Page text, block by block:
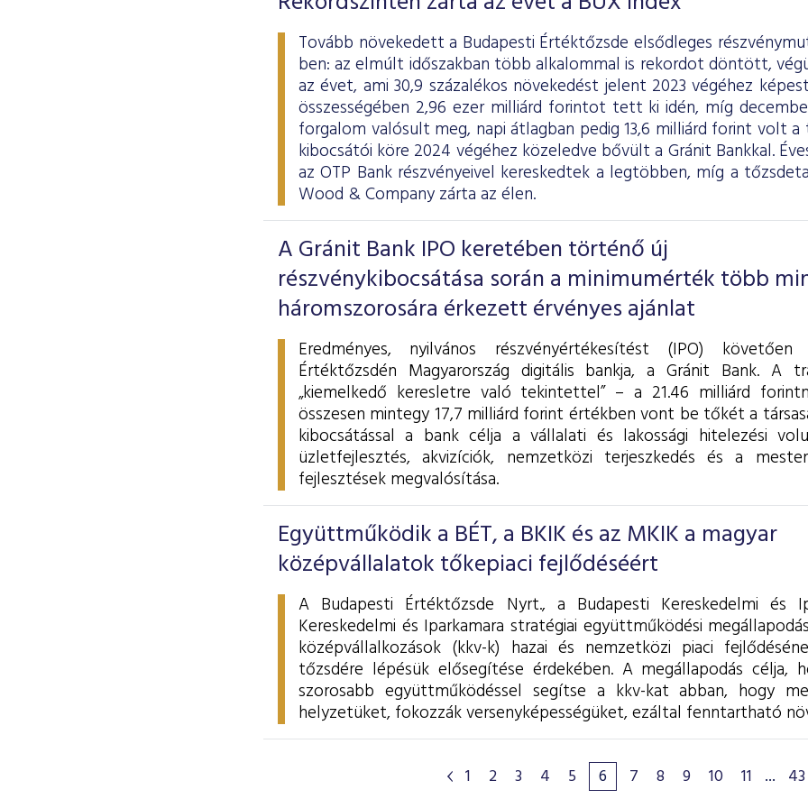
Tovább növekedett a Budapesti Értéktőzsde elsődleges
ben: az elmúlt időszakban több alkalommal is rekordot döntött,
az évet, ami 30,9 százalékos növekedést jelent 2023 végéhez
összességében 2,96 ezer milliárd forintot tett ki idén, míg
forgalom valósult meg, napi átlagban pedig 13,6 milliárd forint volt a
kibocsátói köre 2024 végéhez közeledve bővült a Gránit Bankkal.
az OTP Bank részvényeivel kereskedtek a legtöbben, míg a
Wood & Company zárta az élen.
A Gránit Bank IPO keretében történő új
részvénykibocsátása során a minimumérték több
háromszorosára érkezett érvényes ajánlat
Eredményes, nyilvános részvényértékesítést (IPO)
Értéktőzsdén Magyarország digitális bankja, a Gránit Bank. A
„kiemelkedő keresletre való tekintettel” – a 21.46 milliárd
összesen mintegy 17,7 milliárd forint értékben vont be tőkét a
kibocsátással a bank célja a vállalati és lakossági hitelezési
üzletfejlesztés, akvizíciók, nemzetközi terjeszkedés és a
fejlesztések megvalósítása.
Együttműködik a BÉT, a BKIK és az MKIK a magyar
középvállalatok tőkepiaci fejlődéséért
A Budapesti Értéktőzsde Nyrt., a Budapesti Kereskedelmi és
Kereskedelmi és Iparkamara stratégiai együttműködési
középvállalkozások (kkv-k) hazai és nemzetközi piaci
tőzsdére lépésük elősegítése érdekében. A megállapodás célja,
szorosabb együttműködéssel segítse a kkv-kat abban, hogy
helyzetüket, fokozzák versenyképességüket, ezáltal fenntartható
1 2 3 4 5 6 7 8 9 10 11 ... 43